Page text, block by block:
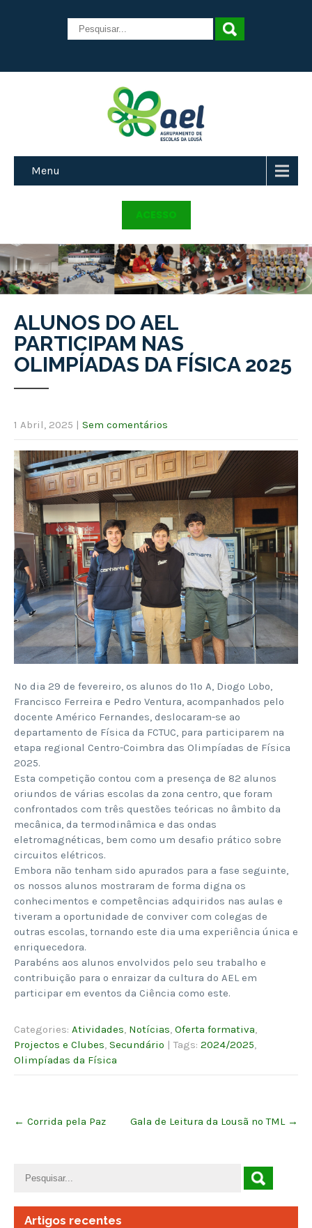
Menu
ACESSO
ALUNOS DO AEL
PARTICIPAM NAS
OLIMPÍADAS DA FÍSICA 2025
1 Abril, 2025 | Sem comentários
No dia 29 de fevereiro, os alunos do 11º A, Diogo Lobo,
Francisco Ferreira e Pedro Ventura, acompanhados pelo
docente Américo Fernandes, deslocaram-se ao
departamento de Física da FCTUC, para participarem na
etapa regional Centro-Coimbra das Olimpíadas de Física
2025.
Esta competição contou com a presença de 82 alunos
oriundos de várias escolas da zona centro, que foram
confrontados com três questões teóricas no âmbito da
mecânica, da termodinâmica e das ondas
eletromagnéticas, bem como um desafio prático sobre
circuitos elétricos.
Embora não tenham sido apurados para a fase seguinte,
os nossos alunos mostraram de forma digna os
conhecimentos e competências adquiridos nas aulas e
tiveram a oportunidade de conviver com colegas de
outras escolas, tornando este dia uma experiência única e
enriquecedora.
Parabéns aos alunos envolvidos pelo seu trabalho e
contribuição para o enraizar da cultura do AEL em
participar em eventos da Ciência como este.
Categories: Atividades Notícias Oferta formativa
Projectos e Clubes Secundário | Tags: 2024/2025
Olimpíadas da Física
navigation
← Corrida pela Paz Gala de Leitura da Lousã no TML →
Artigos recentes